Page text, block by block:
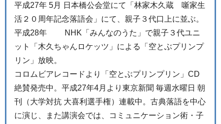
平成27年 5月 日本橋公会堂にて「林家木久蔵 噺家生
活２０周年記念落語会」にて、親子３代口上に並ぶ。
平成28年 NHK「みんなのうた」で親子３代ユニ
ット「木久ちゃんロケッツ」による「空とぶプリンプ
リン」放映。
コロムビアレコードより「空とぶプリンプリン」CD
絶賛発売中。平成27年4月より東京新聞 毎週水曜日 朝
刊（大学対抗 大喜利選手権）連載中。古典落語を中心
に演じ、また講演会では、コミュニケーション術・子